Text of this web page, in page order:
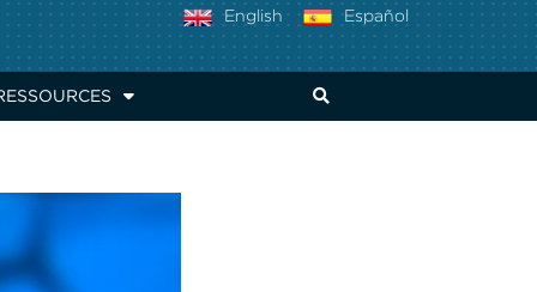
Español
English
(Pew, 2021)